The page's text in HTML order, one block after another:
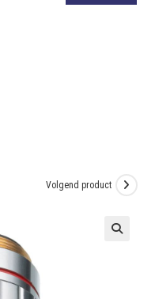
Volgend product